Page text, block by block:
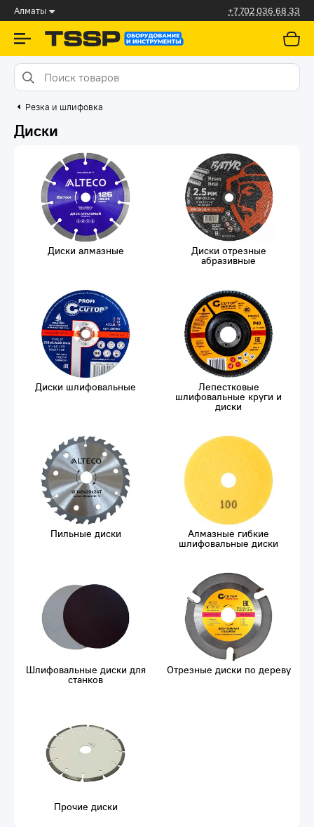
Алматы +7 702 036 68 33
Резка и шлифовка
Диски
Диски алмазные Диски отрезные
абразивные
Диски шлифовальные Лепестковые
шлифовальные круги и
диски
Пильные диски Алмазные гибкие
шлифовальные диски
Шлифовальные диски для
станков
Отрезные диски по дереву
Прочие диски